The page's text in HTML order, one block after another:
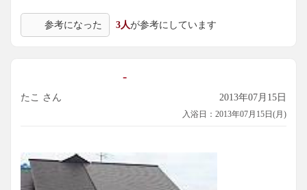
参考になった 3人が参考にしています
-
たこ さん 2013年07月15日
入浴日：2013年07月15日(月)